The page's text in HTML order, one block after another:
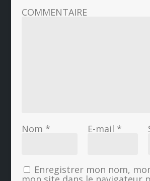
COMMENTAIRE
Nom * E-mail *
Enregistrer mon nom,